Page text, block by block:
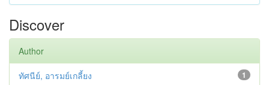
Discover
Author
1
ทัศนีย์, อารมย์เกลี้ยง